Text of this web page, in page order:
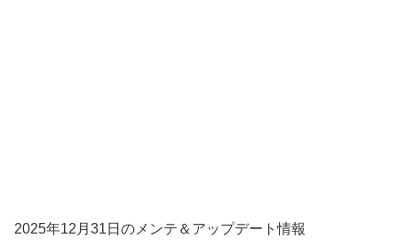
2025年12月31日のメンテ＆アップデート情報